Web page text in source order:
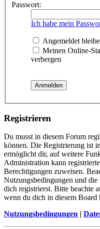
Passwort:
Ich habe mein
Angemeldet
Meinen Online-
verbergen
Registrieren
Du musst in diesem Forum
können. Die Registrierung ist
ermöglicht dir, auf weitere
Administration kann
Berechtigungen zuweisen.
Nutzungsbedingungen und
dich registrierst. Bitte beachte
wenn du dich in diesem Board
Nutzungsbedingungen |